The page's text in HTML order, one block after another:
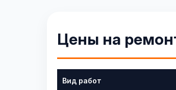
Цены на
Вид работ